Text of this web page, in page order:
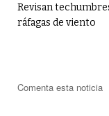
Revisan
ráfagas de viento
Comenta esta noticia